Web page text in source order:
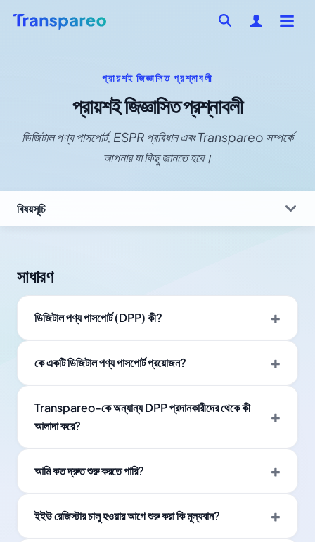
প্রায়শই জিজ্ঞাসিত প্রশ্নাবলী
প্রায়শই জিজ্ঞাসিত প্রশ্নাবলী
ডিজিটাল পণ্য পাসপোর্ট, ESPR প্রবিধান এবং Transpareo সম্পর্কে
আপনার যা কিছু জানতে হবে।
বিষয়সূচি
সাধারণ
ডিজিটাল পণ্য পাসপোর্ট (DPP) কী?
কে একটি ডিজিটাল পণ্য পাসপোর্ট প্রয়োজন?
Transpareo-কে অন্যান্য DPP প্রদানকারীদের থেকে কী
আলাদা করে?
আমি কত দ্রুত শুরু করতে পারি?
ইইউ রেজিস্টার চালু হওয়ার আগে শুরু করা কি মূল্যবান?